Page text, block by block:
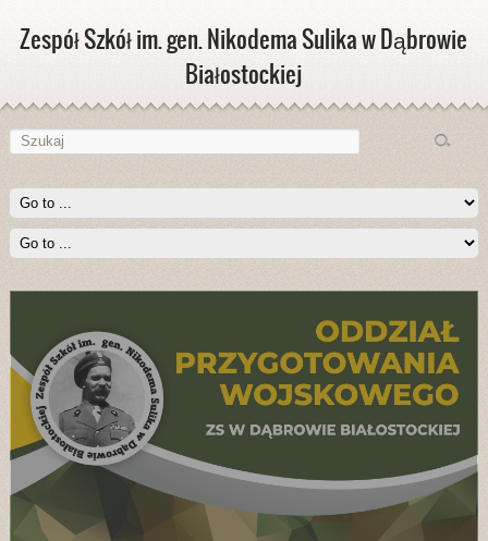
Zespół Szkół im. gen. Nikodema Sulika w Dąbrowie
Białostockiej